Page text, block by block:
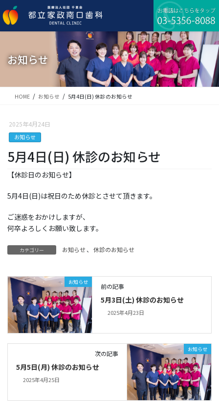
ン
テ
ビ
ゲ
移
お知らせ
HOME お知らせ 5月4日(日) 休診のお知らせ
2025年4月24日
お知らせ
5月4日(日) 休診のお知らせ
【休診日のお知らせ】
5月4日(日)は祝日のため休診とさせて頂きます。
ご迷惑をおかけしますが、
何卒よろしくお願い致します。
カテゴリー お知らせ、 休診のお知らせ
お知らせ
前の記事
5月3日(土) 休診のお知らせ
2025年4月23日
お知らせ
次の記事
5月5日(月) 休診のお知らせ
2025年4月25日